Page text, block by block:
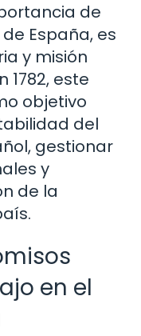
de
España, es
y misión
1782, este
objetivo
del
gestionar
y
de la
en el